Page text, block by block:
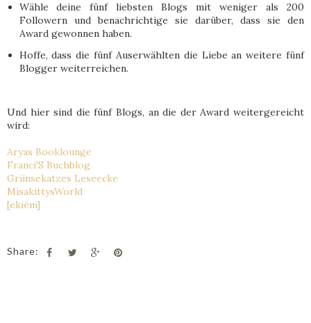
Wähle deine fünf liebsten Blogs mit weniger als 200
Followern und benachrichtige sie darüber, dass sie den
Award gewonnen haben.
Hoffe, dass die fünf Auserwählten die Liebe an weitere fünf
Blogger weiterreichen.
Und hier sind die fünf Blogs, an die der Award weitergereicht
wird:
Aryas Booklounge
Franci'S Buchblog
Griinsekatzes Leseecke
MisakittysWorld
[ekiém]
Share: